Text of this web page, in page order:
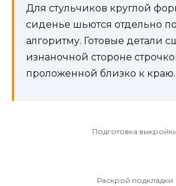
Для стульчиков круглой
сиденье шьются отдельно
алгоритму. Готовые детали
изнаночной стороне
проложенной близко к краю.
Подготовка
Раскрой подкладки